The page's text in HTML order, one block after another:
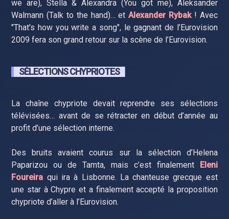
we are), Stella & Alexandra (You got me), Aleksander
Walmann (Talk to the hand)… etAlexander Rybak! Avec
"That's how you write a song", le gagnant de l’Eurovision
2009 fera son grand retour sur la scène de l’Eurovision.
SÉLECTIONS CHYPRIOTES
La chaîne chypriote devait reprendre ses sélections
télévisées… avant de se rétracter en début d’année au
profit d’une sélection interne.
Des bruits avaient courus sur la sélection d’Helena
Paparizou ou de Tamta, mais c’est finalement Eleni
Foureira qui ira à Lisbonne. La chanteuse grecque est
une star à Chypre et a finalement accepté la proposition
chypriote d’aller à l’Eurovision.